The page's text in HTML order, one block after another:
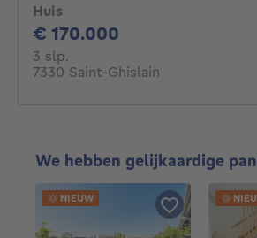
Huis
€ 170.000
3 slp.
7330 Saint-Ghislain
We hebben gelijkaardige
NIEUW